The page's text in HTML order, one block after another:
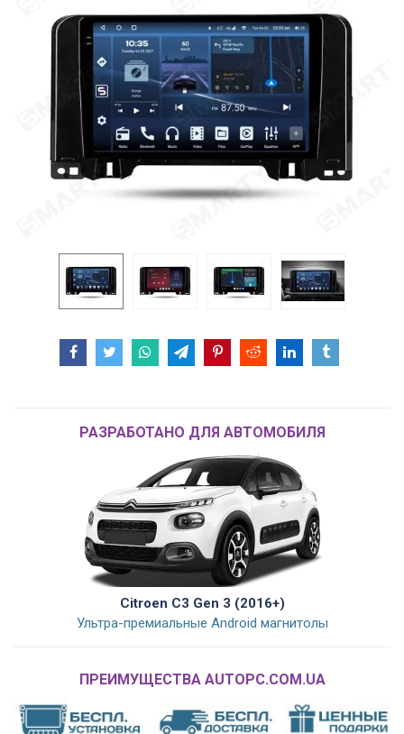
РАЗРАБОТАНО ДЛЯ АВТОМОБИЛЯ
Citroen C3 Gen 3 (2016+)
Ультра-премиальные Android магнитолы
ПРЕИМУЩЕСТВА AUTOPC.COM.UA